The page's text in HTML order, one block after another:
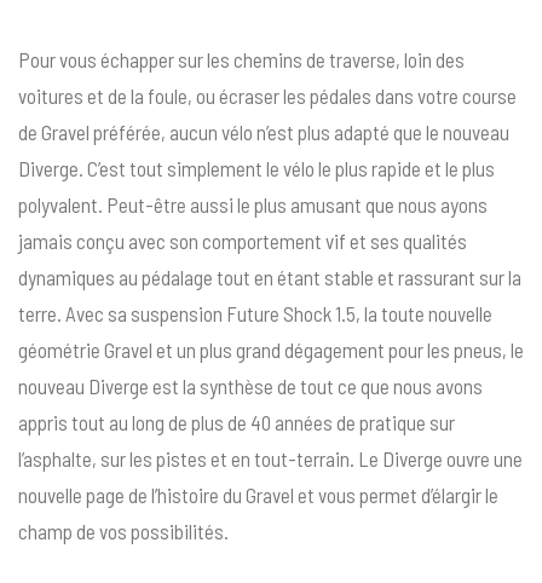
Pour vous échapper sur les chemins de traverse, loin des
voitures et de la foule, ou écraser les pédales dans votre course
de Gravel préférée, aucun vélo n’est plus adapté que le nouveau
Diverge. C’est tout simplement le vélo le plus rapide et le plus
polyvalent. Peut-être aussi le plus amusant que nous ayons
jamais conçu avec son comportement vif et ses qualités
dynamiques au pédalage tout en étant stable et rassurant sur la
terre. Avec sa suspension Future Shock 1.5, la toute nouvelle
géométrie Gravel et un plus grand dégagement pour les pneus, le
nouveau Diverge est la synthèse de tout ce que nous avons
appris tout au long de plus de 40 années de pratique sur
l’asphalte, sur les pistes et en tout-terrain. Le Diverge ouvre une
nouvelle page de l’histoire du Gravel et vous permet d’élargir le
champ de vos possibilités.